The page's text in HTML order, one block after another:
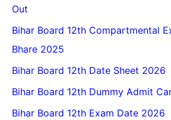
Out
Bihar Board 12th Compartmental
Bhare 2025
Bihar Board 12th Date Sheet 2026
Bihar Board 12th Dummy Admit
Bihar Board 12th Exam Date 2026